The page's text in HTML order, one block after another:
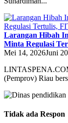
Larangan Hibah
Minta Regulasi
Mei 14, 2026Juni
(Pemprov) Riau
Tidak ada Respon